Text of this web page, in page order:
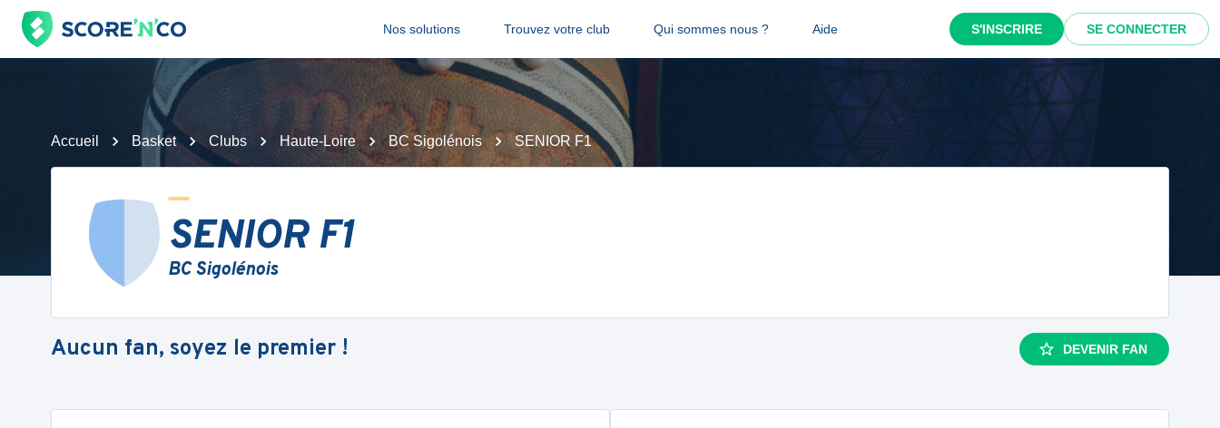
Nos solutions Trouvez votre club Qui sommes nous ? Aide S'INSCRIRE SE CONNECTER
Accueil Basket Clubs Haute-Loire BC Sigolénois SENIOR F1
SENIOR F1
BC Sigolénois
Aucun fan, soyez le premier ! DEVENIR FAN